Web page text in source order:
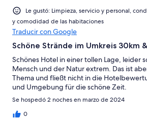
Le gustó: Limpieza, servicio y personal,
y comodidad de las habitaciones
Traducir con Google
Schöne Strände im Umkreis 30km
Schönes Hotel in einer tollen Lage, leider
Mensch und der Natur extrem. Das ist
Thema und fließt nicht in die
und Umgebung für die schöne Zeit.
Se hospedó 2 noches en marzo de 2024
0